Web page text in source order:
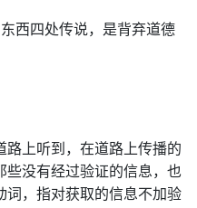
西四处传说，是背弃道德
路上听到，在道路上传播的
些没有经过验证的信息，也
词，指对获取的信息不加验